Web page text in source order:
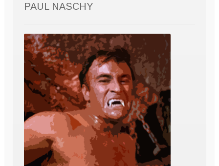
PAUL NASCHY